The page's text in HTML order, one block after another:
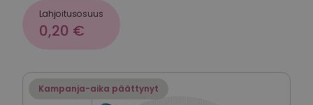
Lahjoitusosuus
0,20 €
Kampanja-aika päättynyt